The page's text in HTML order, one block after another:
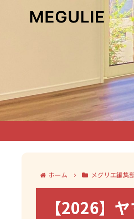
ホーム メグリエ編集
【2026】